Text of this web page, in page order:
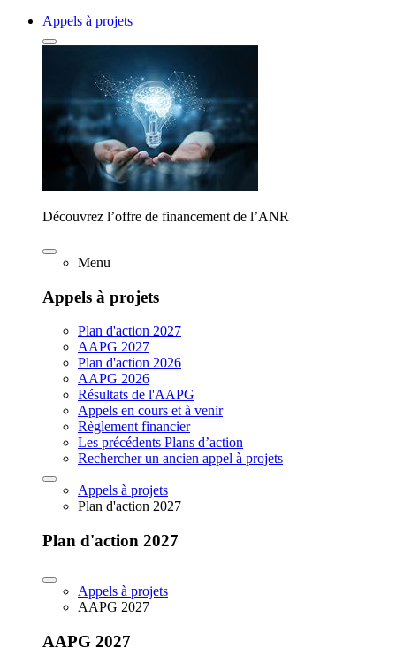
Appels à projets
Découvrez l’offre de financement de l’ANR
Menu
Appels à projets
Plan d'action 2027
AAPG 2027
Plan d'action 2026
AAPG 2026
Résultats de l'AAPG
Appels en cours et à venir
Règlement financier
Les précédents Plans d’action
Rechercher un ancien appel à projets
Appels à projets
Plan d'action 2027
Plan d'action 2027
Appels à projets
AAPG 2027
AAPG 2027